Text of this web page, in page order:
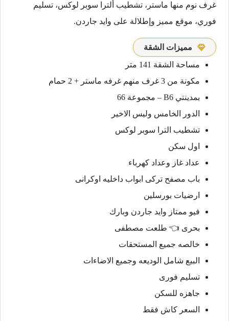
غرف نوم منها ماستر، تشطيب ألترا سوبر لوكس، تسليم
فوري، موقع مميز وإطلالة على وايد جاردن.
مميزات الشقة
مساحة الشقة 141 متر
مكونة من 3 غرف منهم غرفه ماستر + 2 حمام
بمدينتي B6 – مجموعة 66
الدور الخامس وليس الاخير
تشطيب الترا سوبر لوكس
اول سكن
عداد غاز وعداد كهرباء
باب مصفح تركى ابواب داخليه اوكرانى
ارضيات بورسلين
فيو ممتاز وايد جاردن وبارك
بحرى 👈 طلعت مصطفى
خالصه جميع المستحقات
البيع شامل الوديعه وجميع الاضاءات
تسليم فورى
جاهزه للسكن
السعر كاش فقط